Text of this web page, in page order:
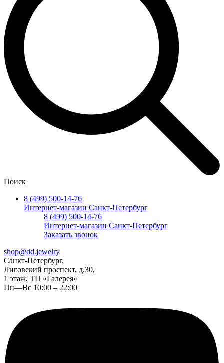
Поиск
8 (499) 500-14-76
Интернет-магазин Санкт-Петербург
8 (499) 500-14-76
Интернет-магазин Санкт-Петербург
Заказать звонок
shop@dd.jewelry
Санкт-Петербург,
Лиговский проспект, д.30,
1 этаж, ТЦ «Галерея»
Пн—Вс 10:00 – 22:00